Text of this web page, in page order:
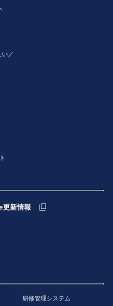
／
新情報
研修管理システム